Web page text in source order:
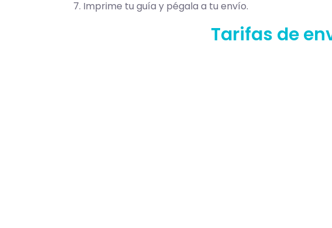
Imprime tu guía y pégala a tu envío.
Tarifas de